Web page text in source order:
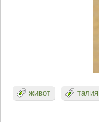
живот талия